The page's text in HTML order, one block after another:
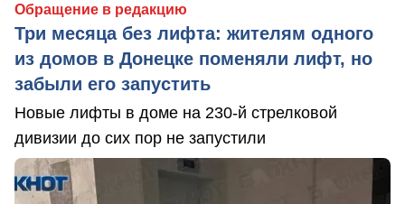
Обращение в редакцию
Три месяца без лифта: жителям одного
из домов в Донецке поменяли лифт, но
забыли его запустить
Новые лифты в доме на 230-й стрелковой
дивизии до сих пор не запустили